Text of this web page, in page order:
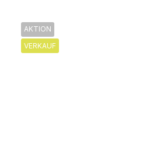
AKTION
VERKAUF